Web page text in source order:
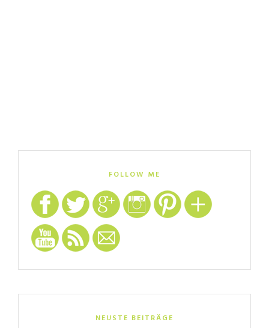
FOLLOW ME
NEUSTE BEITRÄGE